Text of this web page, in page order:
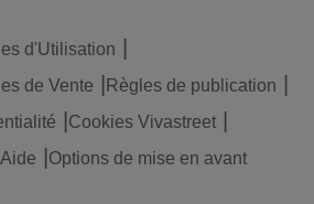
d'Utilisation
de Vente
Règles de publication
Cookies Vivastreet
Aide Options de mise en avant